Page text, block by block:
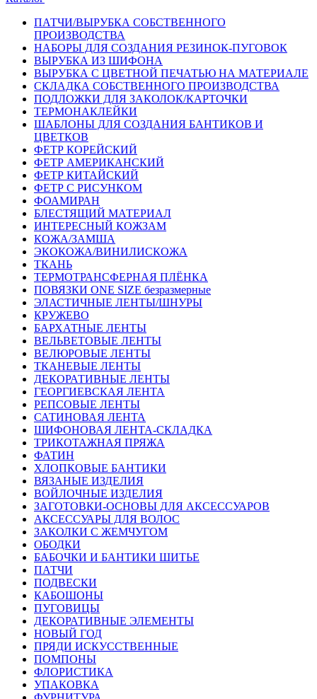
ПАТЧИ/ВЫРУБКА СОБСТВЕННОГО
ПРОИЗВОДСТВА
НАБОРЫ ДЛЯ СОЗДАНИЯ РЕЗИНОК-ПУГОВОК
ВЫРУБКА ИЗ ШИФОНА
ВЫРУБКА С ЦВЕТНОЙ ПЕЧАТЬЮ НА МАТЕРИАЛЕ
СКЛАДКА СОБСТВЕННОГО ПРОИЗВОДСТВА
ПОДЛОЖКИ ДЛЯ ЗАКОЛОК/КАРТОЧКИ
ТЕРМОНАКЛЕЙКИ
ШАБЛОНЫ ДЛЯ СОЗДАНИЯ БАНТИКОВ И
ЦВЕТКОВ
ФЕТР КОРЕЙСКИЙ
ФЕТР АМЕРИКАНСКИЙ
ФЕТР КИТАЙСКИЙ
ФЕТР С РИСУНКОМ
ФОАМИРАН
БЛЕСТЯЩИЙ МАТЕРИАЛ
ИНТЕРЕСНЫЙ КОЖЗАМ
КОЖА/ЗАМША
ЭКОКОЖА/ВИНИЛИСКОЖА
ТКАНЬ
ТЕРМОТРАНСФЕРНАЯ ПЛЁНКА
ПОВЯЗКИ ONE SIZE безразмерные
ЭЛАСТИЧНЫЕ ЛЕНТЫ/ШНУРЫ
КРУЖЕВО
БАРХАТНЫЕ ЛЕНТЫ
ВЕЛЬВЕТОВЫЕ ЛЕНТЫ
ВЕЛЮРОВЫЕ ЛЕНТЫ
ТКАНЕВЫЕ ЛЕНТЫ
ДЕКОРАТИВНЫЕ ЛЕНТЫ
ГЕОРГИЕВСКАЯ ЛЕНТА
РЕПСОВЫЕ ЛЕНТЫ
САТИНОВАЯ ЛЕНТА
ШИФОНОВАЯ ЛЕНТА-СКЛАДКА
ТРИКОТАЖНАЯ ПРЯЖА
ФАТИН
ХЛОПКОВЫЕ БАНТИКИ
ВЯЗАНЫЕ ИЗДЕЛИЯ
ВОЙЛОЧНЫЕ ИЗДЕЛИЯ
ЗАГОТОВКИ-ОСНОВЫ ДЛЯ АКСЕССУАРОВ
АКСЕССУАРЫ ДЛЯ ВОЛОС
ЗАКОЛКИ С ЖЕМЧУГОМ
ОБОДКИ
БАБОЧКИ И БАНТИКИ ШИТЬЕ
ПАТЧИ
ПОДВЕСКИ
КАБОШОНЫ
ПУГОВИЦЫ
ДЕКОРАТИВНЫЕ ЭЛЕМЕНТЫ
НОВЫЙ ГОД
ПРЯДИ ИСКУССТВЕННЫЕ
ПОМПОНЫ
ФЛОРИСТИКА
УПАКОВКА